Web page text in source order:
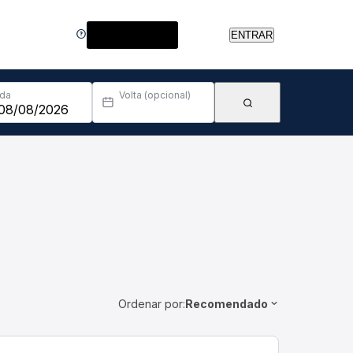
ENTRAR
Volta (opcional)
Ordenar por:Recomendado